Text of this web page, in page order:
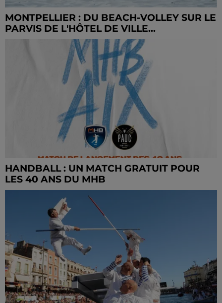
MONTPELLIER : DU BEACH-VOLLEY SUR LE
PARVIS DE L'HÔTEL DE VILLE...
HANDBALL : UN MATCH GRATUIT POUR
LES 40 ANS DU MHB